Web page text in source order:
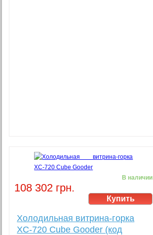
108 302 грн.
В наличии
Холодильная витрина-горка
XC-720 Cube Gooder (код